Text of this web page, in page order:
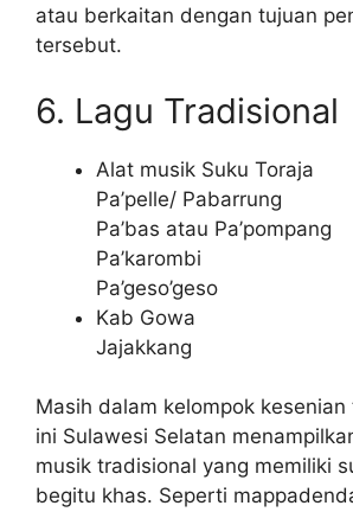
atau berkaitan dengan tujuan
tersebut.
6. Lagu Tradisional
Alat musik Suku Toraja
Pa’pelle/ Pabarrung
Pa’bas atau Pa’pompang
Pa’karombi
Pa’geso’geso
Kab Gowa
Jajakkang
Masih dalam kelompok
ini Sulawesi Selatan
musik tradisional yang memiliki
begitu khas. Seperti